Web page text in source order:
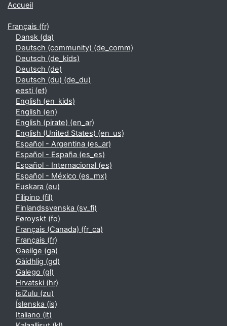
Accueil
Français ‎(fr)‎
Dansk ‎(da)‎
Deutsch (community) ‎(de_comm)‎
Deutsch ‎(de_kids)‎
Deutsch ‎(de)‎
Deutsch (du) ‎(de_du)‎
eesti ‎(et)‎
English ‎(en_kids)‎
English ‎(en)‎
English (pirate) ‎(en_ar)‎
English (United States) ‎(en_us)‎
Español - Argentina ‎(es_ar)‎
Español - España ‎(es_es)‎
Español - Internacional ‎(es)‎
Español - México ‎(es_mx)‎
Euskara ‎(eu)‎
Filipino ‎(fil)‎
Finlandssvenska ‎(sv_fi)‎
Føroyskt ‎(fo)‎
Français (Canada) ‎(fr_ca)‎
Français ‎(fr)‎
Gaeilge ‎(ga)‎
Gàidhlig ‎(gd)‎
Galego ‎(gl)‎
Hrvatski ‎(hr)‎
isiZulu ‎(zu)‎
Íslenska ‎(is)‎
Italiano ‎(it)‎